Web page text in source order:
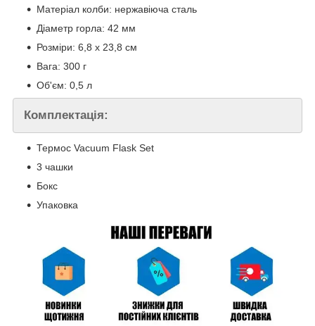
Матеріал колби: нержавіюча сталь
Діаметр горла: 42 мм
Розміри: 6,8 х 23,8 см
Вага: 300 г
Об'єм: 0,5 л
Комплектація:
Термос Vacuum Flask Set
3 чашки
Бокс
Упаковка